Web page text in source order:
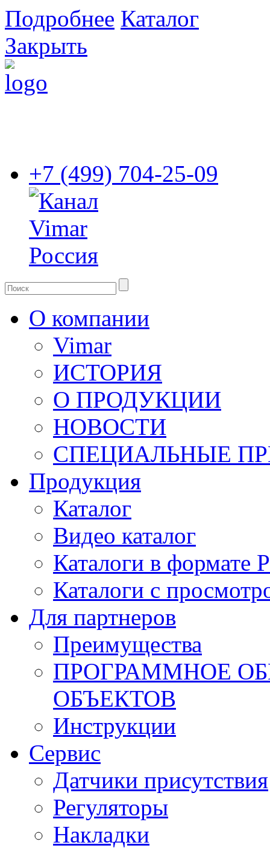
Подробнее Каталог
Закрыть
+7 (499) 704-25-09
О компании
Vimar
ИСТОРИЯ
О ПРОДУКЦИИ
НОВОСТИ
СПЕЦИАЛЬНЫЕ
Продукция
Каталог
Видео каталог
Каталоги в формате
Каталоги с
Для партнеров
Преимущества
ПРОГРАММНОЕ
ОБЪЕКТОВ
Инструкции
Сервис
Датчики присутствия
Регуляторы
Накладки